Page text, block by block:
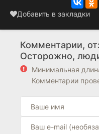
Добавить в закладки
Комментарии,
Осторожно,
Минимальная
Комментарии